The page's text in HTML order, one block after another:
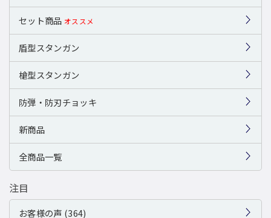
セット商品 オススメ
盾型スタンガン
槍型スタンガン
防弾・防刃チョッキ
新商品
全商品一覧
注目
お客様の声 (364)